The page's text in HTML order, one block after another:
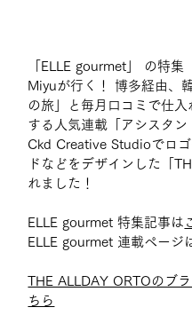
「ELLE gourmet」 の特集
Miyuが行く！ 博多経由、
の旅​​」と毎月口コミで仕
する人気連載「アシスタ
Ckd Creative Studioでロ
ドなどをデザインした「
れました！
ELLE gourmet 特集記事は
ELLE gourmet 連載ページ
THE ALLDAY ORTOのブ
ちら